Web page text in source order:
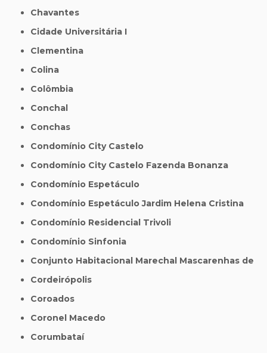
Chavantes
Cidade Universitária I
Clementina
Colina
Colômbia
Conchal
Conchas
Condomínio City Castelo
Condomínio City Castelo Fazenda Bonanza
Condomínio Espetáculo
Condomínio Espetáculo Jardim Helena Cristina
Condomínio Residencial Trivoli
Condomínio Sinfonia
Conjunto Habitacional Marechal Mascarenhas de
Cordeirópolis
Coroados
Coronel Macedo
Corumbataí